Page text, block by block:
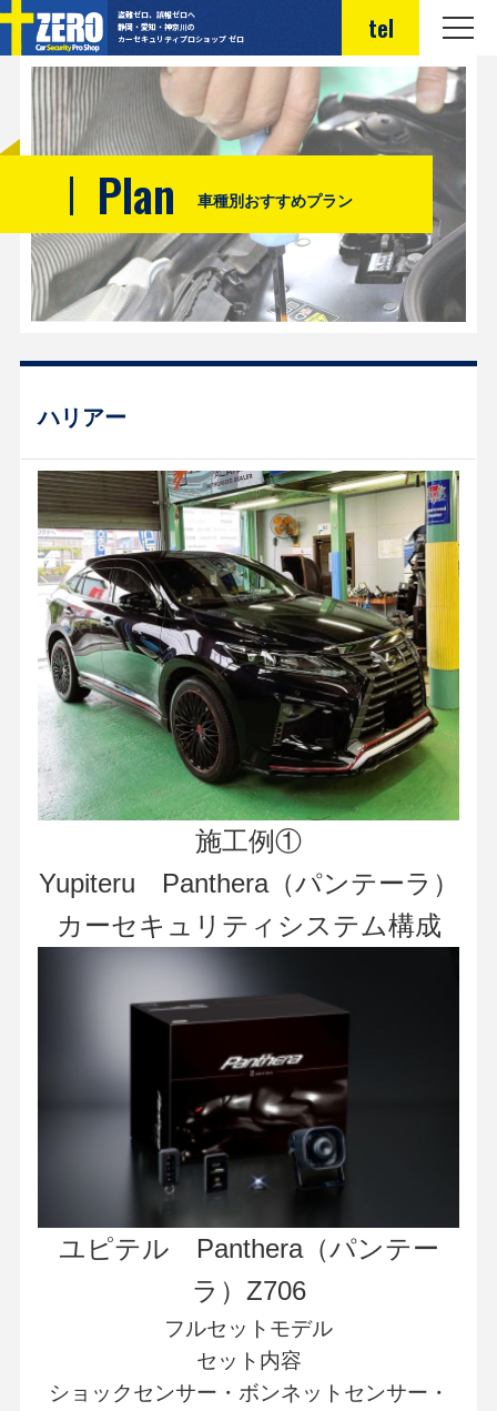
盗難ゼロ、誤報ゼロへ
静岡・愛知・神奈川の
カーセキュリティプロショップ ゼロ
tel
Plan 車種別おすすめプラン
ハリアー
施工例①
Yupiteru Panthera（パンテーラ）
カーセキュリティシステム構成
ユピテル Panthera（パンテー
ラ）Z706
フルセットモデル
セット内容
ショックセンサー・ボンネットセンサー・